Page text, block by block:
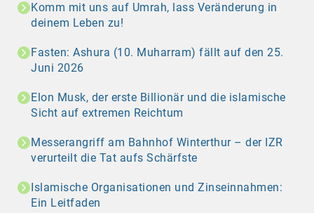
Komm mit uns auf Umrah, lass Veränderung in
deinem Leben zu!
Fasten: Ashura (10. Muharram) fällt auf den 25.
Juni 2026
Elon Musk, der erste Billionär und die islamische
Sicht auf extremen Reichtum
Messerangriff am Bahnhof Winterthur – der IZR
verurteilt die Tat aufs Schärfste
Islamische Organisationen und Zinseinnahmen:
Ein Leitfaden